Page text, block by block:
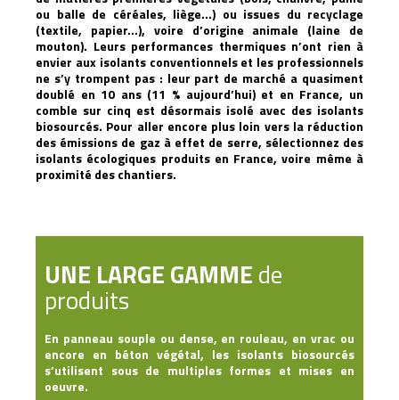
ou balle de céréales, liège…) ou issues du recyclage
(textile, papier…), voire d’origine animale (laine de
mouton). Leurs performances thermiques n’ont rien à
envier aux isolants conventionnels et les professionnels
ne s’y trompent pas : leur part de marché a quasiment
doublé en 10 ans (11 % aujourd’hui) et en France, un
comble sur cinq est désormais isolé avec des isolants
biosourcés. Pour aller encore plus loin vers la réduction
des émissions de gaz à effet de serre, sélectionnez des
isolants écologiques produits en France, voire même à
proximité des chantiers.
UNE LARGE GAMMEde
produits
En panneau souple ou dense, en rouleau, en vrac ou
encore en béton végétal, les isolants biosourcés
s’utilisent sous de multiples formes et mises en
oeuvre.